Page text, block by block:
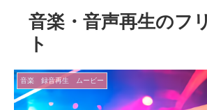
音楽・音声再生のフ
ト
音楽 録音再生 ムービー